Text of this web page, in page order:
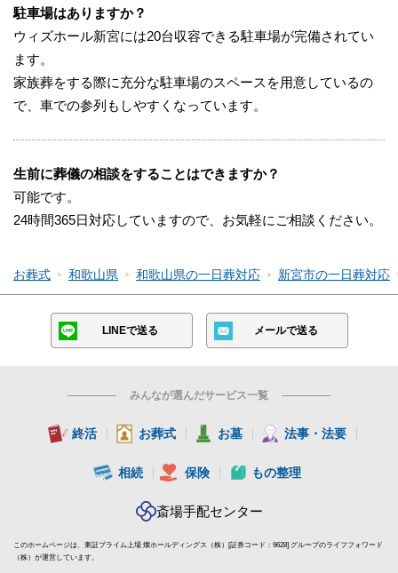
駐車場はありますか？
ウィズホール新宮には20台収容できる駐車場が完備されてい
ます。
家族葬をする際に充分な駐車場のスペースを用意しているの
で、車での参列もしやすくなっています。
生前に葬儀の相談をすることはできますか？
可能です。
24時間365日対応していますので、お気軽にご相談ください。
お葬式 和歌山県 和歌山県の一日葬対応 新宮市の一日葬対応
LINEで送る メールで送る
みんなが選んだサービス一覧
終活 お葬式 お墓 法事・法要
相続 保険 もの整理
斎場手配センター
このホームページは、東証プライム上場 燦ホールディングス（株）[証券コード：9628] グループのライフフォワード
（株）が運営しています。